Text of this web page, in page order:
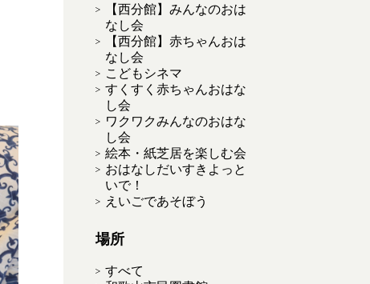
【西分館】みんなのおは
なし会
【西分館】赤ちゃんおは
なし会
こどもシネマ
すくすく赤ちゃんおはな
し会
ワクワクみんなのおはな
し会
絵本・紙芝居を楽しむ会
おはなしだいすきよっと
いで！
えいごであそぼう
場所
すべて